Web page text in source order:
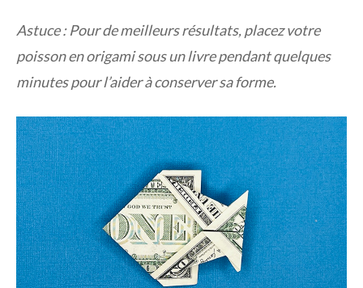
Astuce : Pour de meilleurs résultats, placez votre
poisson en origami sous un livre pendant quelques
minutes pour l’aider à conserver sa forme.